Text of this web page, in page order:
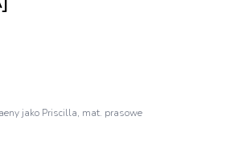
jako Priscilla, mat. prasowe